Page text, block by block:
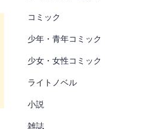
コミック
少年・青年コミック
少女・女性コミック
ライトノベル
小説
雑誌